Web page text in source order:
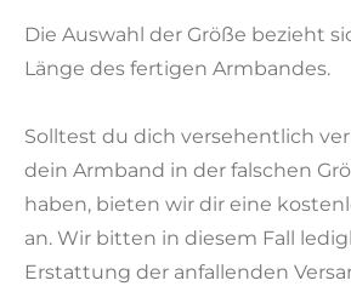
Die Auswahl der Größe bezieht
Länge des fertigen Armbandes.
Solltest du dich versehentlich
dein Armband in der falschen
haben, bieten wir dir eine
an. Wir bitten in diesem Fall
Erstattung der anfallenden